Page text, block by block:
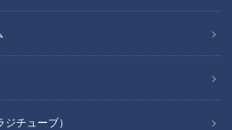
チューブ）
事の画像を見る
のおすすめ